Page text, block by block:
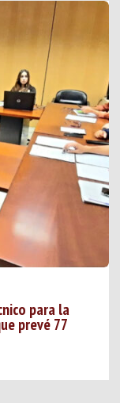
para la
prevé 77